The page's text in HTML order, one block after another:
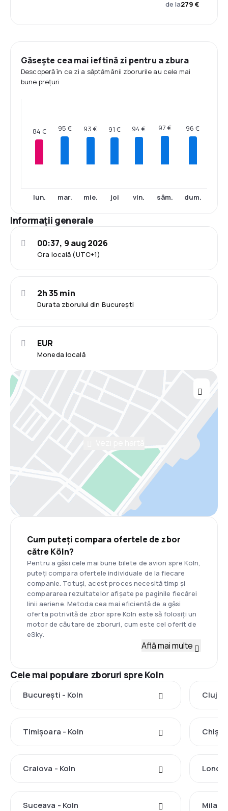
de la279 €
Găsește cea mai ieftină zi pentru a zbura
Descoperă în ce zi a săptămânii zborurile au cele mai
bune prețuri
84 €
lun.
95 €
mar.
93 €
mie.
91 €
joi
94 €
vin.
97 €
sâm.
96 €
dum.
Informații generale
Ora locală (UTC+1)
00:37, 9 aug 2026
Durata zborului din București
2h 35 min
Moneda locală
EUR
Cum puteți compara ofertele de zbor
către Köln?
Pentru a găsi cele mai bune bilete de avion spre Köln,
puteți compara ofertele individuale de la fiecare
companie. Totuși, acest proces necesită timp și
compararea rezultatelor afișate pe paginile fiecărei
linii aeriene. Metoda cea mai eficientă de a găsi
oferta potrivită de zbor spre Köln este să folosiți un
motor de căutare de zboruri, cum este cel oferit de
eSky.
Află mai multe
Cele mai populare zboruri spre Koln
București - Koln Cluj-
Timișoara - Koln
Craiova - Koln
Suceava - Koln